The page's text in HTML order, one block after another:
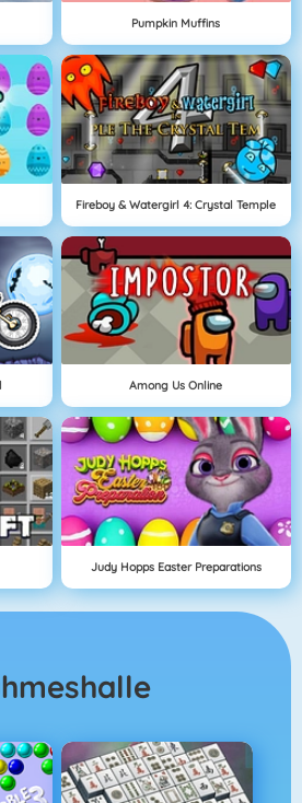
Pumpkin Muffins
Fireboy & Watergirl 4: Crystal Temple
Among Us Online
Judy Hopps Easter Preparations